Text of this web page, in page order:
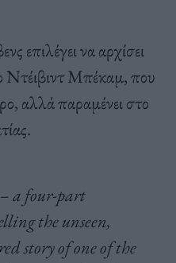
επιλέγει να αρχίσει
Ντέιβιντ Μπέκαμ, που
αλλά παραμένει στο
a four-part
the unseen,
story of one of the